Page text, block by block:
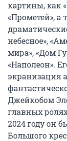
картины, как
«Прометей»,
небесное»,
мира», «Дом
«Наполеон».
экранизация
Джейкобом
главных
2024 году он
Большого